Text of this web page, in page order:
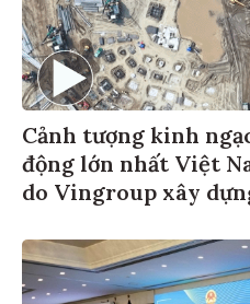
Cảnh tượng kinh
động lớn nhất Việt
do Vingroup xây